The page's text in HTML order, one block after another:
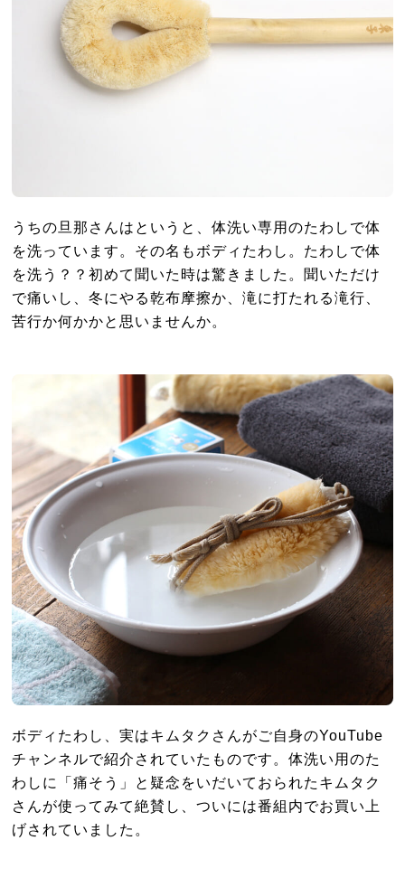
うちの旦那さんはというと、体洗い専用のたわしで体
を洗っています。その名もボディたわし。たわしで体
を洗う？？初めて聞いた時は驚きました。聞いただけ
で痛いし、冬にやる乾布摩擦か、滝に打たれる滝行、
苦行か何かかと思いませんか。
ボディたわし、実はキムタクさんがご自身のYouTube
チャンネルで紹介されていたものです。体洗い用のた
わしに「痛そう」と疑念をいだいておられたキムタク
さんが使ってみて絶賛し、ついには番組内でお買い上
げされていました。